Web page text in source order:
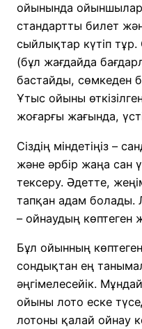
ойынында
стандартты билет
сыйлықтар күтіп тұр.
(бұл жағдайда
бастайды, сөмкеден
Ұтыс ойыны
жоғарғы жағында,
Сіздің міндетіңіз –
және әрбір жаңа сан
тексеру. Әдетте,
тапқан адам болады.
– ойнаудың көптеген
Бұл ойынның
сондықтан ең
әңгімелесейік.
ойыны лото еске
лотоны қалай ойнау